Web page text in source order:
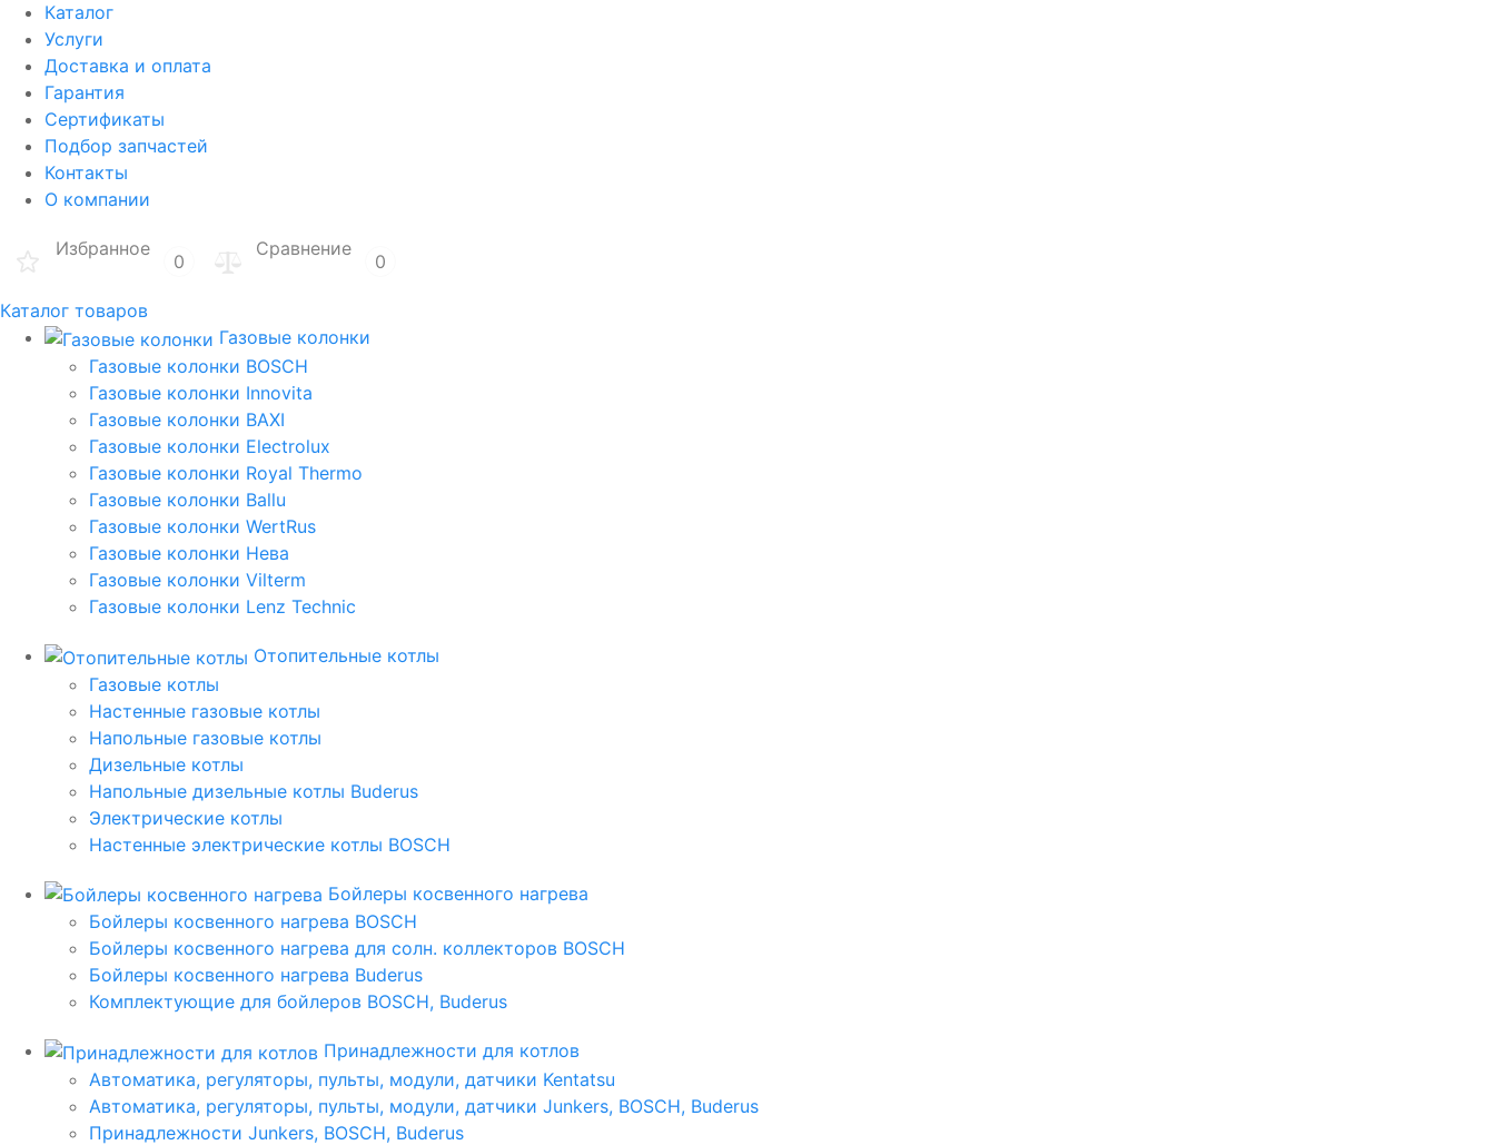
Каталог
Услуги
Доставка и оплата
Гарантия
Сертификаты
Подбор запчастей
Контакты
О компании
Избранное
0
Сравнение
0
Каталог товаров
Газовые колонки
Газовые колонки BOSCH
Газовые колонки Innovita
Газовые колонки BAXI
Газовые колонки Electrolux
Газовые колонки Royal Thermo
Газовые колонки Ballu
Газовые колонки WertRus
Газовые колонки Нева
Газовые колонки Vilterm
Газовые колонки Lenz Technic
Отопительные котлы
Газовые котлы
Настенные газовые котлы
Напольные газовые котлы
Дизельные котлы
Напольные дизельные котлы Buderus
Электрические котлы
Настенные электрические котлы BOSCH
Бойлеры косвенного нагрева
Бойлеры косвенного нагрева BOSCH
Бойлеры косвенного нагрева для солн. коллекторов BOSCH
Бойлеры косвенного нагрева Buderus
Комплектующие для бойлеров BOSCH, Buderus
Принадлежности для котлов
Автоматика, регуляторы, пульты, модули, датчики Kentatsu
Автоматика, регуляторы, пульты, модули, датчики Junkers, BOSCH, Buderus
Принадлежности Junkers, BOSCH, Buderus